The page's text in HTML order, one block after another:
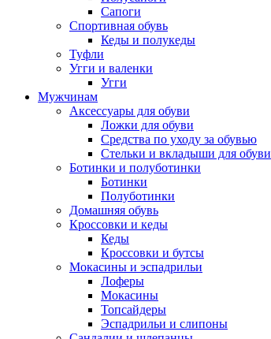
Сапоги
Спортивная обувь
Кеды и полукеды
Туфли
Угги и валенки
Угги
Мужчинам
Аксессуары для обуви
Ложки для обуви
Средства по уходу за обувью
Стельки и вкладыши для обуви
Ботинки и полуботинки
Ботинки
Полуботинки
Домашняя обувь
Кроссовки и кеды
Кеды
Кроссовки и бутсы
Мокасины и эспадрильи
Лоферы
Мокасины
Топсайдеры
Эспадрильи и слипоны